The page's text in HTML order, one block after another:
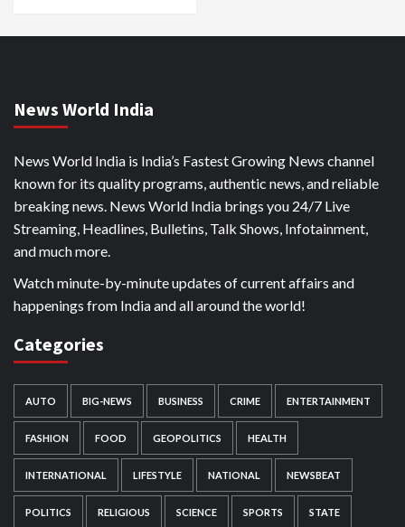
News World India
News World India is India’s Fastest Growing News channel
known for its quality programs, authentic news, and reliable
breaking news. News World India brings you 24/7 Live
Streaming, Headlines, Bulletins, Talk Shows, Infotainment,
and much more.
Watch minute-by-minute updates of current affairs and
happenings from India and all around the world!
Categories
AUTO BIG-NEWS BUSINESS CRIME ENTERTAINMENT
FASHION FOOD GEOPOLITICS HEALTH
INTERNATIONAL LIFESTYLE NATIONAL NEWSBEAT
POLITICS RELIGIOUS SCIENCE SPORTS STATE